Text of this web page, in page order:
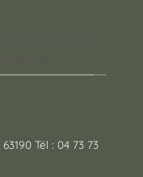
Tél : 04 73 73